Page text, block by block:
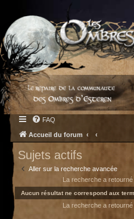
FAQ
Accueil du forum
Sujets actifs
Aller sur la recherche avancée
La recherche a
Aucun résultat ne correspond aux
La recherche a